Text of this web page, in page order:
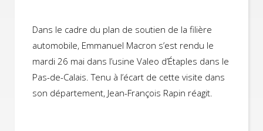
Dans le cadre du plan de soutien de la filière
automobile, Emmanuel Macron s’est rendu le
mardi 26 mai dans l’usine Valeo d’Étaples dans le
Pas-de-Calais. Tenu à l’écart de cette visite dans
son département, Jean-François Rapin réagit.